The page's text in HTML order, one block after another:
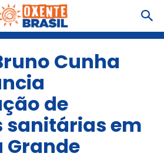
Cunha
de
sanitárias em
Grande